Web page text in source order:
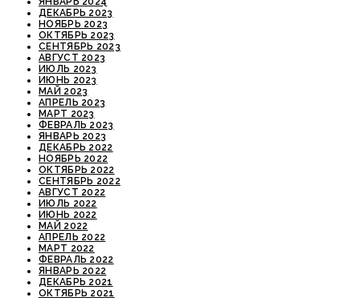
ДЕКАБРЬ 2023
НОЯБРЬ 2023
ОКТЯБРЬ 2023
СЕНТЯБРЬ 2023
АВГУСТ 2023
ИЮЛЬ 2023
ИЮНЬ 2023
МАЙ 2023
АПРЕЛЬ 2023
МАРТ 2023
ФЕВРАЛЬ 2023
ЯНВАРЬ 2023
ДЕКАБРЬ 2022
НОЯБРЬ 2022
ОКТЯБРЬ 2022
СЕНТЯБРЬ 2022
АВГУСТ 2022
ИЮЛЬ 2022
ИЮНЬ 2022
МАЙ 2022
АПРЕЛЬ 2022
МАРТ 2022
ФЕВРАЛЬ 2022
ЯНВАРЬ 2022
ДЕКАБРЬ 2021
ОКТЯБРЬ 2021